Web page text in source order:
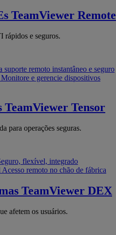
TeamViewer Remote
rápidos e seguros.
suporte remoto instantâneo e seguro
Monitore e gerencie dispositivos
TeamViewer Tensor
para operações seguras.
flexível, integrado
Acesso remoto no chão de fábrica
TeamViewer DEX
afetem os usuários.